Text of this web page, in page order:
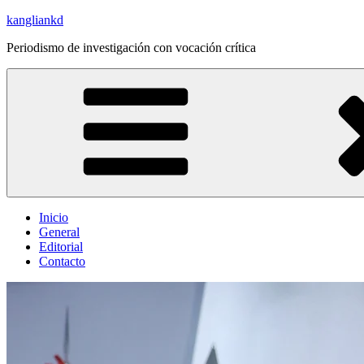
Saltar
contenido
kangliankd
Periodismo de investigación con vocación crítica
Inicio
General
Editorial
Contacto